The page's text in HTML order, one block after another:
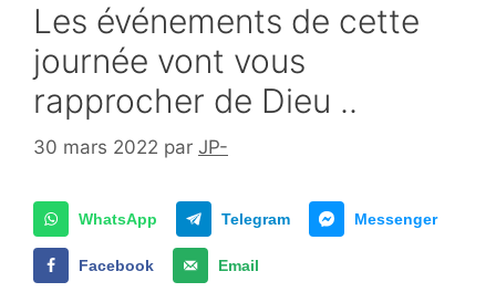
Les événements de cette
journée vont vous
rapprocher de Dieu ..
30 mars 2022 par JP-
WhatsApp Telegram Messenger
Facebook Email